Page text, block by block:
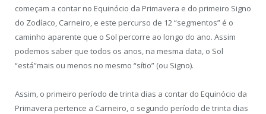
começam a contar no Equinócio da Primavera e do primeiro Signo
do Zodíaco, Carneiro, e este percurso de 12 “segmentos” é o
caminho aparente que o Sol percorre ao longo do ano. Assim
podemos saber que todos os anos, na mesma data, o Sol
“está”mais ou menos no mesmo “sítio” (ou Signo).
Assim, o primeiro período de trinta dias a contar do Equinócio da
Primavera pertence a Carneiro, o segundo período de trinta dias